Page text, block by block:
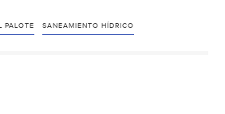
PALOTE SANEAMIENTO HÍDRICO